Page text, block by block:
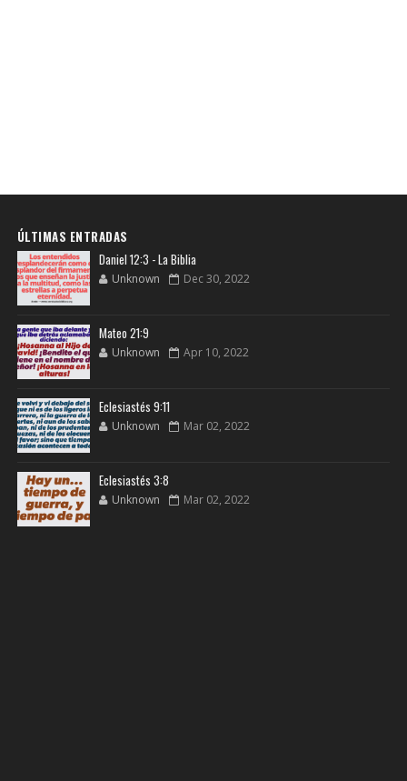
ÚLTIMAS ENTRADAS
Daniel 12:3 - La Biblia
Unknown Dec 30, 2022
Mateo 21:9
Unknown Apr 10, 2022
Eclesiastés 9:11
Unknown Mar 02, 2022
Eclesiastés 3:8
Unknown Mar 02, 2022